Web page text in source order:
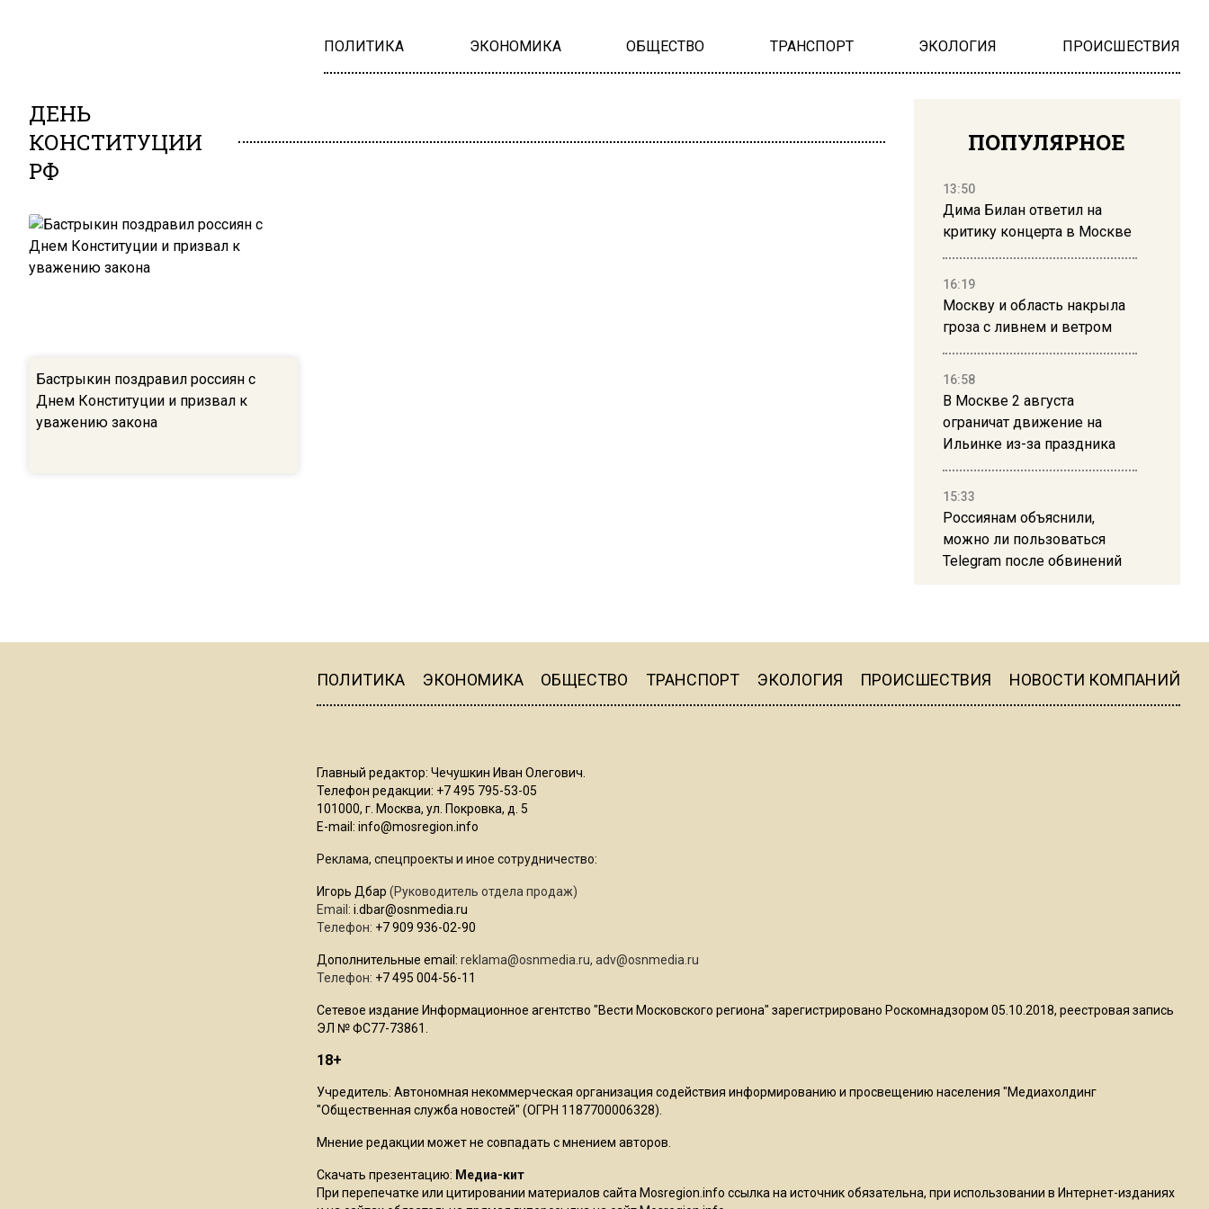
ПОЛИТИКА ЭКОНОМИКА ОБЩЕСТВО ТРАНСПОРТ ЭКОЛОГИЯ ПРОИСШЕСТВИЯ
ДЕНЬ
КОНСТИТУЦИИ
РФ
Бастрыкин поздравил россиян с
Днем Конституции и призвал к
уважению закона
ПОПУЛЯРНОЕ
13:50
Дима Билан ответил на
критику концерта в Москве
16:19
Москву и область накрыла
гроза с ливнем и ветром
16:58
В Москве 2 августа
ограничат движение на
Ильинке из-за праздника
15:33
Россиянам объяснили,
можно ли пользоваться
Telegram после обвинений
литров дождя на
В Подмосковье прекратили
цехах
ПОЛИТИКА ЭКОНОМИКА ОБЩЕСТВО ТРАНСПОРТ ЭКОЛОГИЯ ПРОИСШЕСТВИЯ НОВОСТИ КОМПАНИЙ
Главный редактор: Чечушкин Иван Олегович.
Телефон редакции: +7 495 795-53-05
101000, г. Москва, ул. Покровка, д. 5
E-mail: info@mosregion.info
Реклама, спецпроекты и иное сотрудничество:
Игорь Дбар (Руководитель отдела продаж)
Email: i.dbar@osnmedia.ru
Телефон: +7 909 936-02-90
Дополнительные email: reklama@osnmedia.ru, adv@osnmedia.ru
Телефон: +7 495 004-56-11
Сетевое издание Информационное агентство "Вести Московского региона" зарегистрировано Роскомнадзором 05.10.2018, реестровая запись
ЭЛ № ФС77-73861.
18+
Учредитель: Автономная некоммерческая организация содействия информированию и просвещению населения "Медиахолдинг
"Общественная служба новостей" (ОГРН 1187700006328).
Мнение редакции может не совпадать с мнением авторов.
Скачать презентацию: Медиа-кит
При перепечатке или цитировании материалов сайта Mosregion.info ссылка на источник обязательна, при использовании в Интернет-изданиях